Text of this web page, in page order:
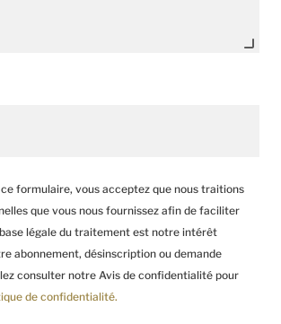
formulaire, vous acceptez que nous traitions
que vous nous fournissez afin de faciliter
légale du traitement est notre intérêt
abonnement, désinscription ou demande
consulter notre Avis de confidentialité pour
de confidentialité.